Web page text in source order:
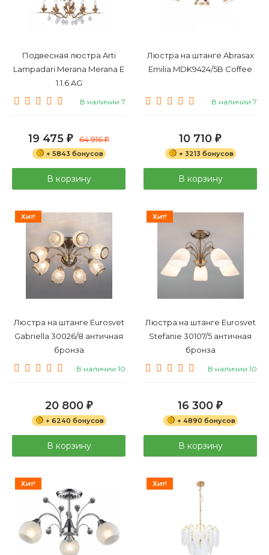
Подвесная люстра Arti
Lampadari Merana Merana E
1.1.6 AG
В наличии 7
19 475 ₽ 64 916₽
+ 5843 бонусов
В корзину
Люстра на штанге Abrasax
Emilia MDK9424/5B Coffee
В наличии 7
10 710 ₽
+ 3213 бонусов
В корзину
Хит!
Люстра на штанге Eurosvet
Gabriella 30026/8 античная
бронза
В наличии 10
20 800 ₽
+ 6240 бонусов
В корзину
Хит!
Люстра на штанге Eurosvet
Stefanie 30107/5 античная
бронза
В наличии 10
16 300 ₽
+ 4890 бонусов
В корзину
Хит! Хит!